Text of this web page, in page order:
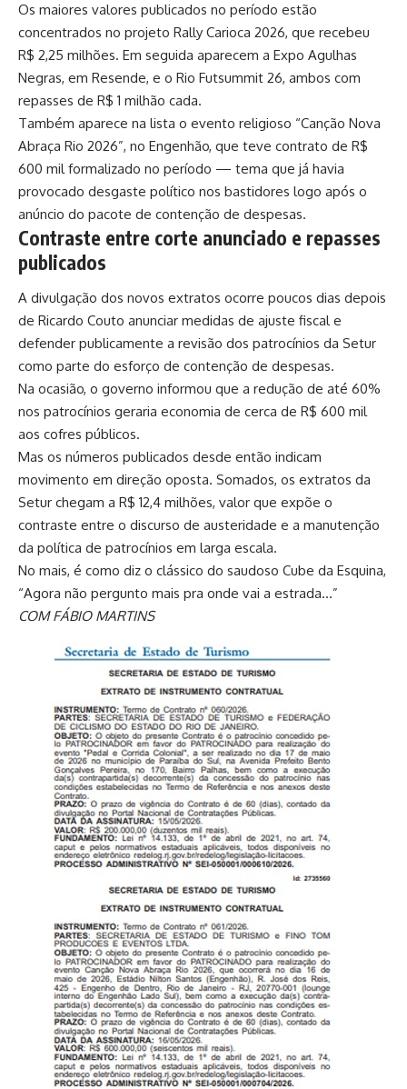
Os maiores valores publicados no período estão
concentrados no projeto Rally Carioca 2026, que recebeu
R$ 2,25 milhões. Em seguida aparecem a Expo Agulhas
Negras, em Resende, e o Rio Futsummit 26, ambos com
repasses de R$ 1 milhão cada.
Também aparece na lista o evento religioso “Canção Nova
Abraça Rio 2026”, no Engenhão, que teve contrato de R$
600 mil formalizado no período — tema que já havia
provocado desgaste político nos bastidores logo após o
anúncio do pacote de contenção de despesas.
Contraste entre corte anunciado e repasses
publicados
A divulgação dos novos extratos ocorre poucos dias depois
de Ricardo Couto anunciar medidas de ajuste fiscal e
defender publicamente a revisão dos patrocínios da Setur
como parte do esforço de contenção de despesas.
Na ocasião, o governo informou que a redução de até 60%
nos patrocínios geraria economia de cerca de R$ 600 mil
aos cofres públicos.
Mas os números publicados desde então indicam
movimento em direção oposta. Somados, os extratos da
Setur chegam a R$ 12,4 milhões, valor que expõe o
contraste entre o discurso de austeridade e a manutenção
da política de patrocínios em larga escala.
No mais, é como diz o clássico do saudoso Cube da Esquina,
“Agora não pergunto mais pra onde vai a estrada…”
COM FÁBIO MARTINS